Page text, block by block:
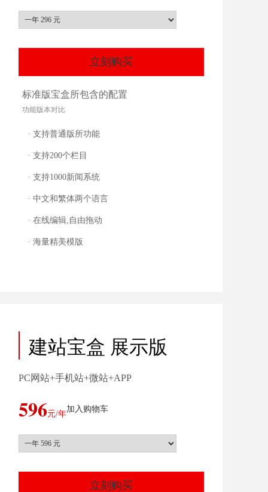
立刻购买
标准版宝盒所包含的配置
功能版本对比
· 支持普通版所功能
· 支持200个栏目
· 支持1000新闻系统
· 中文和繁体两个语言
· 在线编辑,自由拖动
· 海量精美模版
建站宝盒 展示版
PC网站+手机站+微站+APP
596元/年
加入购物车
立刻购买